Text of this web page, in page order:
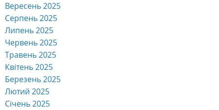
Вересень 2025
Серпень 2025
Липень 2025
Червень 2025
Травень 2025
Квітень 2025
Березень 2025
Лютий 2025
Січень 2025